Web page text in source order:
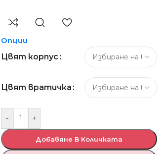
Опции
Цвят корпус
Цвят вратичка
- +
Добавяне В Количката